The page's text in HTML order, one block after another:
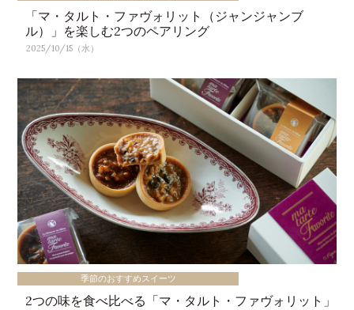
「マ・タルト・ファヴォリット（ジャンジャンブ
ル）」を楽しむ2つのペアリング
2025/10/15（水）
季節のおすすめスイーツ
2つの味を食べ比べる「マ・タルト・ファヴォリット」